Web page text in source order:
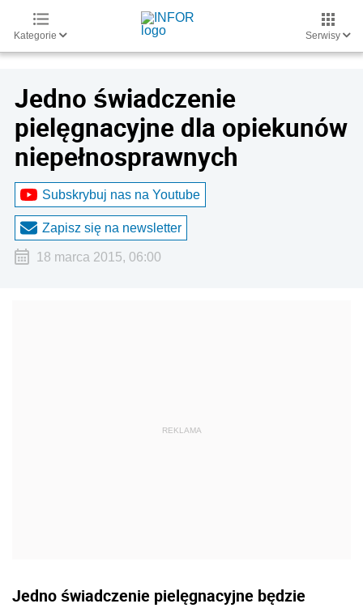
Kategorie Serwisy
Jedno świadczenie
pielęgnacyjne dla opiekunów
niepełnosprawnych
Subskrybuj nas na Youtube
Zapisz się na newsletter
18 marca 2015, 06:00
Jedno świadczenie pielęgnacyjne będzie